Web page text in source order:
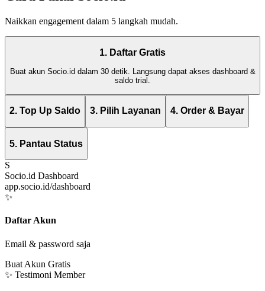
Naikkan engagement dalam 5 langkah mudah.
1. Daftar Gratis
Buat akun Socio.id dalam 30 detik. Langsung dapat akses dashboard &
saldo trial.
2. Top Up Saldo 3. Pilih Layanan 4. Order & Bayar
5. Pantau Status
S
Socio.id Dashboard
app.socio.id/dashboard
✨
Daftar Akun
Email & password saja
Buat Akun Gratis
✨ Testimoni Member